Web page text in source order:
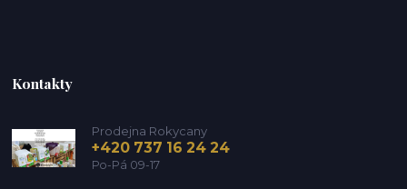
Kontakty
Prodejna Rokycany
+420 737 16 24 24
Po-Pá 09-17